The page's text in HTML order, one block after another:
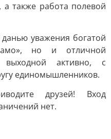
а также работа полевой
уважения богатой
но и отличной
выходной активно, с
единомышленников.
друзей! Вход
нет.